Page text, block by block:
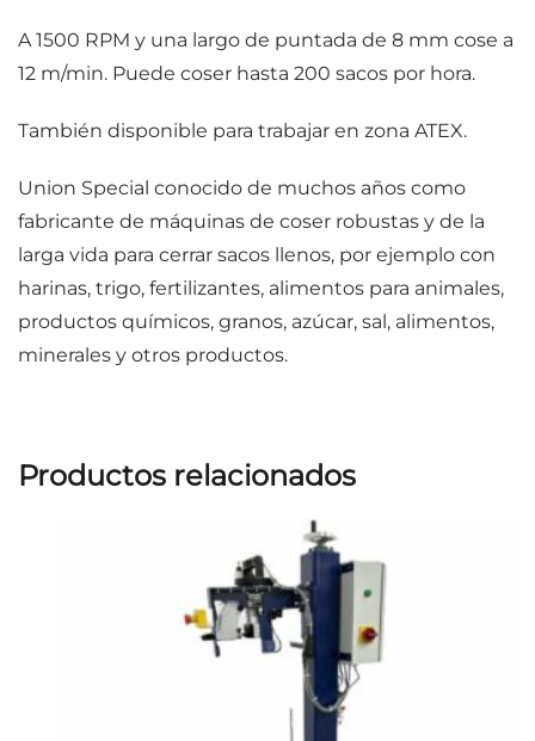
A 1500 RPM y una largo de puntada de 8 mm cose a
12 m/min. Puede coser hasta 200 sacos por hora.
También disponible para trabajar en zona ATEX.
Union Special conocido de muchos años como
fabricante de máquinas de coser robustas y de la
larga vida para cerrar sacos llenos, por ejemplo con
harinas, trigo, fertilizantes, alimentos para animales,
productos químicos, granos, azúcar, sal, alimentos,
minerales y otros productos.
Productos relacionados